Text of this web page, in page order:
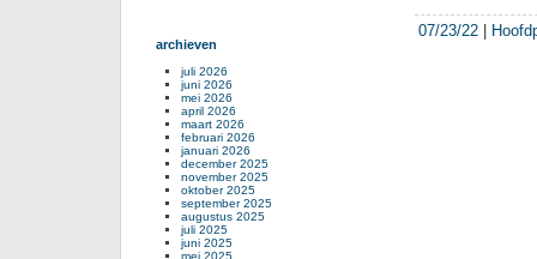
07/23/22
archieven
juli 2026
juni 2026
mei 2026
april 2026
maart 2026
februari 2026
januari 2026
december 2025
november 2025
oktober 2025
september 2025
augustus 2025
juli 2025
juni 2025
mei 2025